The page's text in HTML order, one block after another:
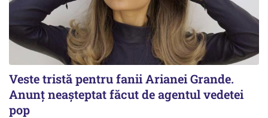
Veste tristă pentru fanii Arianei Grande.
Anunț neașteptat făcut de agentul vedetei
pop